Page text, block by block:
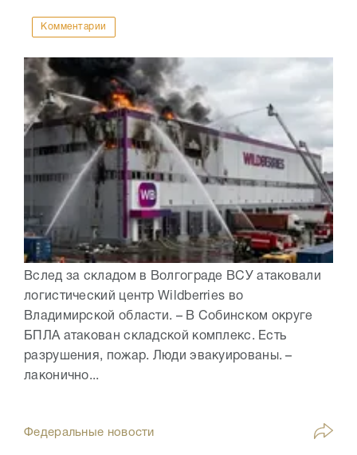
Комментарии
Вслед за складом в Волгограде ВСУ атаковали
логистический центр Wildberries во
Владимирской области. – В Собинском округе
БПЛА атакован складской комплекс. Есть
разрушения, пожар. Люди эвакуированы. –
лаконично...
Федеральные новости